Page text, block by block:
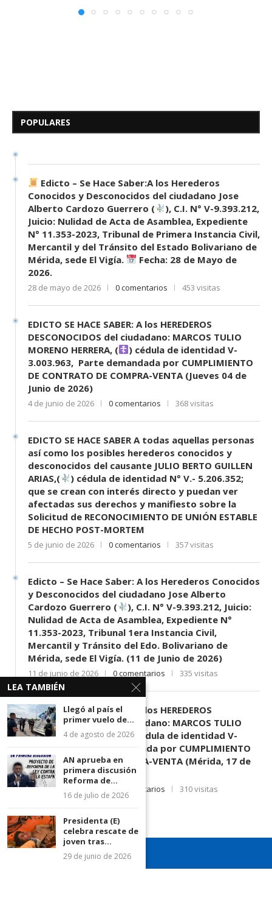
POPULARESDesconocidos del...
Edicto – Se Hace Saber:A los Herederos
Conocidos y Desconocidos del ciudadano Jose
Alberto Cardozo Guerrero (
), C.I. N° V-9.393.212,
Juicio: Nulidad de Acta de Asamblea, Expediente
N° 11.353-2023, Tribunal de Primera Instancia Civil,
Mercantil y del Tránsito del Estado Bolivariano de
Mérida, sede El Vigía.
Fecha: 28 de Mayo de
2026.
28 de mayo de 2026 0 comentarios 453 visitas
EDICTO SE HACE SABER: A los HEREDEROS
DESCONOCIDOS del ciudadano: MARCOS TULIO
MORENO HERRERA, (
) cédula de identidad V-
3.003.963, Parte demandada por CUMPLIMIENTO
DE CONTRATO DE COMPRA-VENTA (Jueves 04 de
Junio de 2026)
4 de junio de 2026 0 comentarios 368 visitas
EDICTO SE HACE SABER A todas aquellas personas
así como los posibles herederos conocidos y
desconocidos del causante JULIO BERTO GUILLEN
ARIAS,(
) cédula de identidad N° V.- 5.206.352;
que se crean con interés directo y puedan ver
afectadas sus derechos y manifiesto sobre la
Solicitud de RECONOCIMIENTO DE UNIÓN ESTABLE
DE HECHO POST-MORTEM
5 de junio de 2026 0 comentarios 357 visitas
Edicto – Se Hace Saber: A los Herederos Conocidos
y Desconocidos del ciudadano Jose Alberto
Cardozo Guerrero (
), C.I. N° V-9.393.212, Juicio:
Nulidad de Acta de Asamblea, Expediente N°
11.353-2023, Tribunal 1era Instancia Civil,
Mercantil y Tránsito del Edo. Bolivariano de
Mérida, sede El Vigía. (11 de Junio de 2026)
11 de junio de 2026 0 comentarios 335 visitas
EDICTO SE HACE SABER: A los HEREDEROS
DESCONOCIDOS del ciudadano: MARCOS TULIO
MORENO HERRERA, (
) cédula de identidad V-
3.003.963, Parte demandada por CUMPLIMIENTO
DE CONTRATO DE COMPRA-VENTA (Mérida, 17 de
Junio de 2026)
17 de junio de 2026 0 comentarios 310 visitas
LEA TAMBIÉN
Llegó al país el
primer vuelo de...
4 de agosto de 2026
AN aprueba en
primera discusión
Reforma de...
16 de julio de 2026
Presidenta (E)
celebra rescate de
joven tras...
29 de junio de 2026